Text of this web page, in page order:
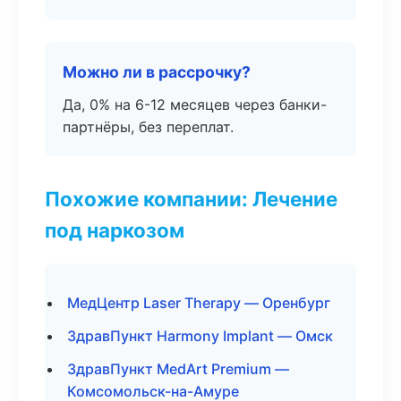
Можно ли в рассрочку?
Да, 0% на 6-12 месяцев через банки-
партнёры, без переплат.
Похожие компании: Лечение
под наркозом
МедЦентр Laser Therapy — Оренбург
ЗдравПункт Harmony Implant — Омск
ЗдравПункт MedArt Premium —
Комсомольск-на-Амуре